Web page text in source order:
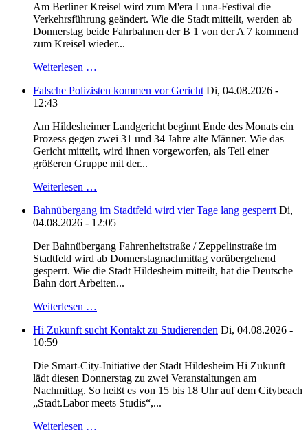
Am Berliner Kreisel wird zum M'era Luna-Festival die
Verkehrsführung geändert. Wie die Stadt mitteilt, werden ab
Donnerstag beide Fahrbahnen der B 1 von der A 7 kommend
zum Kreisel wieder...
Weiterlesen …
Falsche Polizisten kommen vor Gericht Di, 04.08.2026 -
12:43
Am Hildesheimer Landgericht beginnt Ende des Monats ein
Prozess gegen zwei 31 und 34 Jahre alte Männer. Wie das
Gericht mitteilt, wird ihnen vorgeworfen, als Teil einer
größeren Gruppe mit der...
Weiterlesen …
Bahnübergang im Stadtfeld wird vier Tage lang gesperrt Di,
04.08.2026 - 12:05
Der Bahnübergang Fahrenheitstraße / Zeppelinstraße im
Stadtfeld wird ab Donnerstagnachmittag vorübergehend
gesperrt. Wie die Stadt Hildesheim mitteilt, hat die Deutsche
Bahn dort Arbeiten...
Weiterlesen …
Hi Zukunft sucht Kontakt zu Studierenden Di, 04.08.2026 -
10:59
Die Smart-City-Initiative der Stadt Hildesheim Hi Zukunft
lädt diesen Donnerstag zu zwei Veranstaltungen am
Nachmittag. So heißt es von 15 bis 18 Uhr auf dem Citybeach
„Stadt.Labor meets Studis“,...
Weiterlesen …